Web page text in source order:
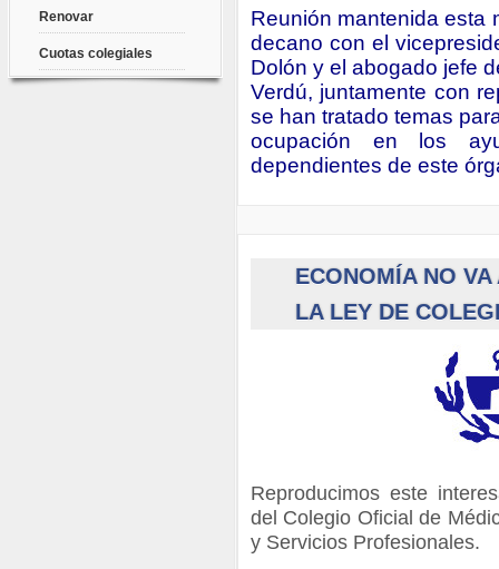
Renovar
Cuotas colegiales
Reunión mantenida esta
decano con el
Dolón y el abogado jefe
Verdú, juntamente con
se han tratado temas
ocupación en los
dependientes de este
ECONOMÍA NO
LA LEY DE
Reproducimos este
del Colegio Oficial de
y Servicios Profesionales.